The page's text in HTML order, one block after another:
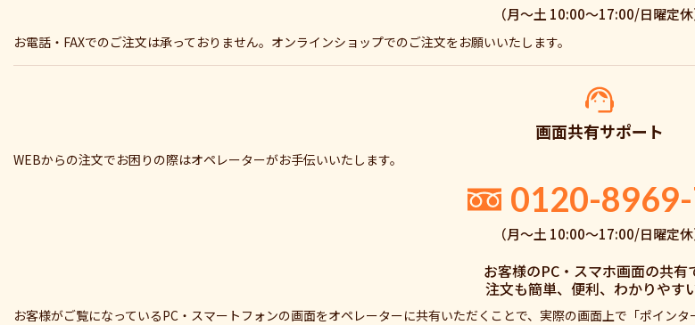
（月〜土 10:00〜17:00/日曜定休
お電話・FAXでのご注文は承っておりません。オンラインショップでのご注文をお願いいたします。
画面共有サポート
WEBからの注文でお困りの際はオペレーターがお手伝いいたします。
0120-
（月〜土 10:00〜17:00/日曜定休
お客様のPC・スマホ画面の共有
注文も簡単、便利、わかりやす
お客様がご覧になっているPC・スマートフォンの画面をオペレーターに共有いただくことで、実際の画面上で「ポイン